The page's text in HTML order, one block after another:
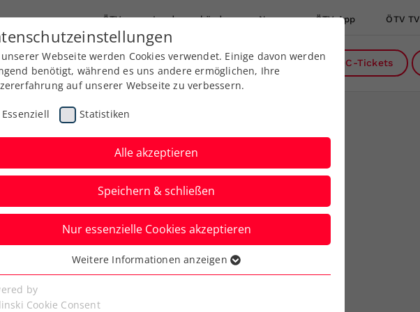
ÖTV Landesverbände News ÖTV App ÖTV TV
Ausbildung Services Über uns Kreise DC-Tickets
schrammt an
vorbei
Webseite werden Cookies verwendet. Einige davon werden
benötigt, während es uns andere ermöglichen, Ihre
auf unserer Webseite zu verbessern.
Essenziell Statistiken
Alle akzeptieren
Speichern & schließen
Nur essenzielle Cookies akzeptieren
Cookies werden für grundlegende Funktionen der
benötigt. Dadurch ist gewährleistet, dass die Webseite
Weitere Informationen anzeigen
by
Cookie Consent